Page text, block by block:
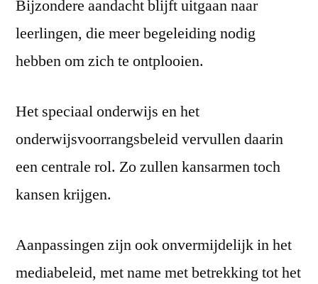
Bijzondere aandacht blijft uitgaan naar
leerlingen, die meer begeleiding nodig
hebben om zich te ontplooien.
Het speciaal onderwijs en het
onderwijsvoorrangsbeleid vervullen daarin
een centrale rol. Zo zullen kansarmen toch
kansen krijgen.
Aanpassingen zijn ook onvermijdelijk in het
mediabeleid, met name met betrekking tot het